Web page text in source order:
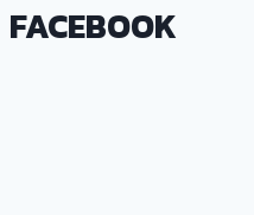
FACEBOOK